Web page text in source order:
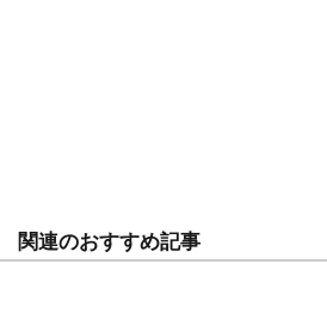
関連のおすすめ記事